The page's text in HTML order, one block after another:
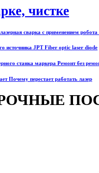
чистке
сварка с применением
источника JPT Fiber optic laser diode
станка маркера Ремонт без
Почему перестает работать лазер